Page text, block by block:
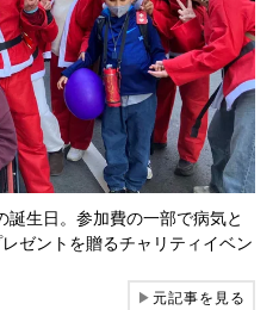
生日。参加費の一部で病気と
ゼントを贈るチャリティイベン
▶元記事を見る